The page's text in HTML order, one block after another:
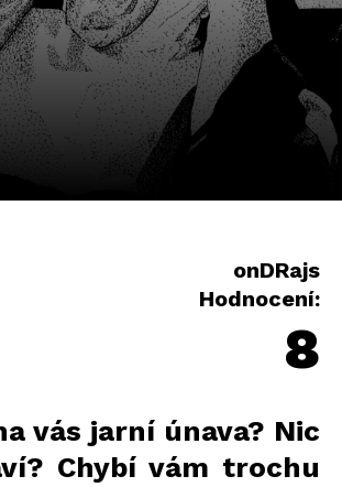
onDRajs
Hodnocení:
8
vás jarní únava? Nic
Chybí vám trochu